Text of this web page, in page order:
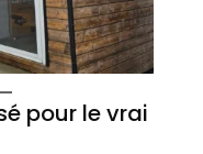
pour le vrai